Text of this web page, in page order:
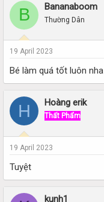
B Bananaboom
Thường Dân
19 April 2023
Bé làm quá tốt luôn nha
H Hoàng erik
Thất Phẩm
19 April 2023
Tuyệt
kunh1